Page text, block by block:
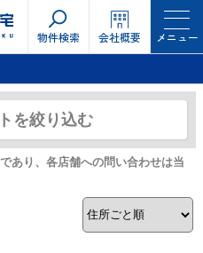
物件検索 会社概要 メニュー
を絞り込む
あり、各店舗への問い合わせは当